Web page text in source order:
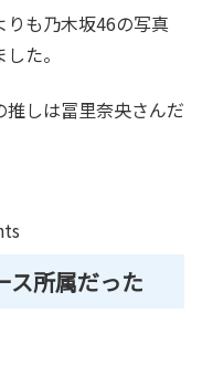
りも乃木坂46の写真
た。
しは冨里奈央さんだ
ス所属だった